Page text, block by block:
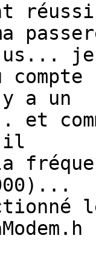
us...
a un
et